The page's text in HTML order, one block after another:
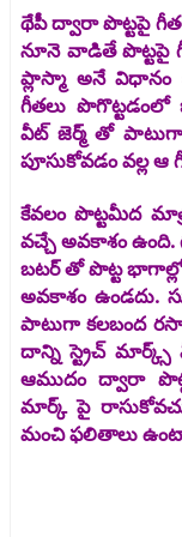
థేపీ ద్వారా పొట్టపై
నూనె వాడితే పొట్టపై
ప్లాస్మా అనే విధానం
గీతలు
వీట్ జెర్మ్ తో
పూసుకోవడం వల్ల
కేవలం పొట్టమీద
వచ్చే అవకాశం
బటర్ తో పొట్ట
అవకాశం ఉండదు.
పాటుగా కలబంద
దాన్ని స్ట్రెచ్
ఆముదం ద్వారా
మార్క్ పై
మంచి ఫలితాలు